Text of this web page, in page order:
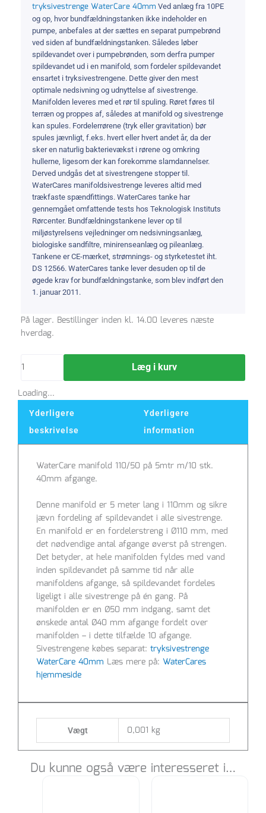
tryksivestrenge WaterCare 40mm Ved anlæg fra 10PE
og op, hvor bundfældningstanken ikke indeholder en
pumpe, anbefales at der sættes en separat pumpebrønd
ved siden af bundfældningstanken. Således løber
spildevandet over i pumpebrønden, som derfra pumper
spildevandet ud i en manifold, som fordeler spildevandet
ensartet i tryksivestrengene. Dette giver den mest
optimale nedsivning og udnyttelse af sivestrenge.
Manifolden leveres med et rør til spuling. Røret føres til
terræn og proppes af, således at manifold og sivestrenge
kan spules. Fordelerrørene (tryk eller gravitation) bør
spules jævnligt, f.eks. hvert eller hvert andet år, da der
sker en naturlig bakterievækst i rørene og omkring
hullerne, ligesom der kan forekomme slamdannelser.
Derved undgås det at sivestrengene stopper til.
WaterCares manifoldsivestrenge leveres altid med
trækfaste spændfittings. WaterCares tanke har
gennemgået omfattende tests hos Teknologisk Instituts
Rørcenter. Bundfældningstankene lever op til
miljøstyrelsens vejledninger om nedsivningsanlæg,
biologiske sandfiltre, minirenseanlæg og pileanlæg.
Tankene er CE-mærket, strømnings- og styrketestet iht.
DS 12566. WaterCares tanke lever desuden op til de
øgede krav for bundfældningstanke, som blev indført den
1. januar 2011.
På lager. Bestillinger inden kl. 14.00 leveres næste
hverdag.
WaterCare
manifold
5mtr
stk.
40mm
afgange
antal
Læg i kurv
Loading...
Yderligere
beskrivelse
Yderligere
information
WaterCare manifold 110/50 på 5mtr m/10 stk.
40mm afgange.
Denne manifold er 5 meter lang i 110mm og sikre
jævn fordeling af spildevandet i alle sivestrenge.
En manifold er en fordelerstreng i Ø110 mm, med
det nødvendige antal afgange øverst på strengen.
Det betyder, at hele manifolden fyldes med vand
inden spildevandet på samme tid når alle
manifoldens afgange, så spildevandet fordeles
ligeligt i alle sivestrenge på én gang. På
manifolden er en Ø50 mm indgang, samt det
ønskede antal Ø40 mm afgange fordelt over
manifolden – i dette tilfælde 10 afgange.
Sivestrengene købes separat: tryksivestrenge
WaterCare 40mm Læs mere på: WaterCares
hjemmeside
Vægt 0,001 kg
Du kunne også være interesseret i…